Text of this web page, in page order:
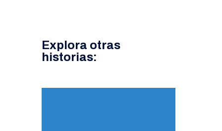
Explora otras
historias: